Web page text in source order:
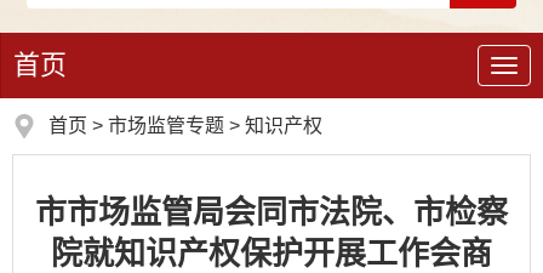
导
航
首页
首页 > 市场监管专题 > 知识产权
市市场监管局会同市法院、市检察
院就知识产权保护开展工作会商